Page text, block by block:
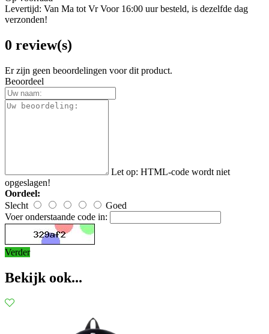
Levertijd: Van Ma tot Vr Voor 16:00 uur besteld, is dezelfde dag
verzonden!
0 review(s)
Er zijn geen beoordelingen voor dit product.
Beoordeel
Let op: HTML-code wordt niet
opgeslagen!
Oordeel:
Slecht
Goed
Voer onderstaande code in:
Verder
Bekijk ook...